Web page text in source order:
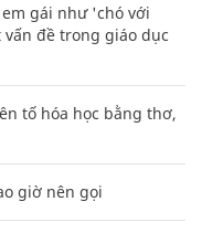
gái như 'chó với
đề trong giáo dục
tố hóa học bằng thơ,
giờ nên gọi